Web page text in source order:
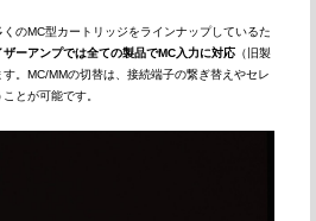
のMC型カートリッジをラインナップしているた
ーアンプでは全ての製品でMC入力に対応 （旧製
。MC/MMの切替は、接続端子の繋ぎ替えやセレ
とが可能です。